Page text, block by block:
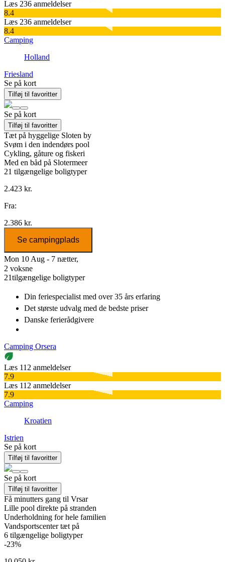
Læs 236 anmeldelser
8.4
Læs 236 anmeldelser
8.4
Camping
Holland
Friesland
Se på kort
Tilføj til favoritter
Se på kort
Tilføj til favoritter
Tæt på hyggelige Sloten by
Svøm i den indendørs pool
Cykling, gåture og fiskeri
Med en båd på Slotermeer
21 tilgængelige boligtyper
2.423 kr.
Fra:
2.386 kr.
Se campingplads
Mon 10 Aug - 7 nætter,
2 voksne
21tilgængelige boligtyper
Din feriespecialist med over 35 års erfaring
Det største udvalg med de bedste priser
Danske ferierådgivere
Camping Orsera
Læs 112 anmeldelser
7.9
Læs 112 anmeldelser
7.9
Camping
Kroatien
Istrien
Se på kort
Tilføj til favoritter
Se på kort
Tilføj til favoritter
Få minutters gang til Vrsar
Lille pool direkte på stranden
Underholdning for hele familien
Vandsportscenter tæt på
6 tilgængelige boligtyper
-23%